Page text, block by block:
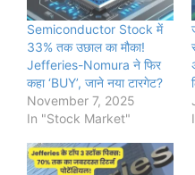
Semiconductor Stock में
33% तक उछाल का मौका!
Jefferies-Nomura ने फिर
कहा ‘BUY’, जाने नया टारगेट?
November 7, 2025
In "Stock Market"